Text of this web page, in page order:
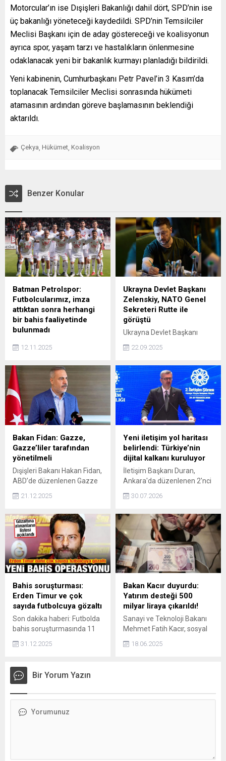
Motorcular’ın ise Dışişleri Bakanlığı dahil dört, SPD’nin ise
üç bakanlığı yöneteceği kaydedildi. SPD’nin Temsilciler
Meclisi Başkanı için de aday göstereceği ve koalisyonun
ayrıca spor, yaşam tarzı ve hastalıkların önlenmesine
odaklanacak yeni bir bakanlık kurmayı planladığı bildirildi.
Yeni kabinenin, Cumhurbaşkanı Petr Pavel’in 3 Kasım’da
toplanacak Temsilciler Meclisi sonrasında hükümeti
atamasının ardından göreve başlamasının beklendiği
aktarıldı.
Çekya Hükümet Koalisyon
Benzer Konular
Batman Petrolspor:
Futbolcularımız, imza
attıktan sonra herhangi
bir bahis faaliyetinde
bulunmadı
Futbolcularımız, imza
bahis faaliyetinde
bulunmadı
12.11.2025
Ukrayna Devlet Başkanı
Zelenskiy, NATO Genel
Sekreteri Rutte ile
görüştü
Ukrayna Devlet Başkanı
Genel Sekreteri Mark Rutte
22.09.2025
Bakan Fidan: Gazze,
Gazze’liler tarafından
yönetilmeli
Dışişleri Bakanı Hakan Fidan,
ABD’de düzenlenen Gazze
yaptığı açıklamada, “Türkiye
ortaya koyduk, Gazze’ye
yönelik tüm çalışmalarda üç
temel parametre bizim için
vazgeçilmezdir. Birincisi,
Gazze’nin Gazze’liler
tarafından yönetilmesi.
İkincisi, Gazze topraklarının
hiçbir şekilde bölünmemesi.
Üçüncüsü ise Gazze’de
yapılacak her şeyin
Gazze’liler için yapılmasıdır.
Yeniden...
21.12.2025
Yeni iletişim yol haritası
belirlendi: Türkiye’nin
dijital kalkanı kuruluyor
İletişim Başkanı Duran,
Ankara'da düzenlenen 2'nci
bildirgesini paylaştı.
iletişimi ve
dezenformasyonla
mücadele stratejileri öne
çıktı.
30.07.2026
Bahis soruşturması:
Erden Timur ve çok
sayıda futbolcuya gözaltı
Son dakika haberi: Futbolda
bahis soruşturmasında 11
gerçekleşti. Eski Galatasaray
14'ü futbolcu 29 kişi
hakkında gözaltı kararı
31.12.2025
Bakan Kacır duyurdu:
Yatırım desteği 500
milyar liraya çıkarıldı!
Sanayi ve Teknoloji Bakanı
Mehmet Fatih Kacır, sosyal
Cumhurbaşkanı Recep
18.06.2025
Bir Yorum Yazın